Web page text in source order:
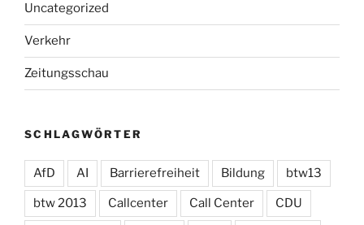
Uncategorized
Verkehr
Zeitungsschau
SCHLAGWÖRTER
AfD AI Barrierefreiheit Bildung btw13
btw 2013 Callcenter Call Center CDU